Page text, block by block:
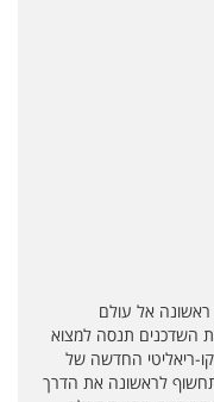
אל עולם
השדכנים תנסה למצוא
ריאליטי החדשה של
ותחשוף לראשונה את הדרך